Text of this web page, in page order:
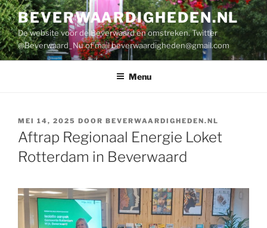
Ga
naar
de
inhoud
BEVERWAARDIGHEDEN.NL
De website voor de Beverwaard en omstreken. Twitter
@Beverwaard_Nu of mailbeverwaardigheden@gmail.com
Menu
GEPLAATST
OP
MEI 14, 2025 DOOR BEVERWAARDIGHEDEN.NL
Aftrap Regionaal Energie Loket
Rotterdam in Beverwaard